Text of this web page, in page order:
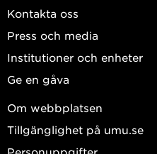
Kontakta oss
Press och media
Institutioner och enheter
Ge en gåva
Om webbplatsen
Tillgänglighet på umu.se